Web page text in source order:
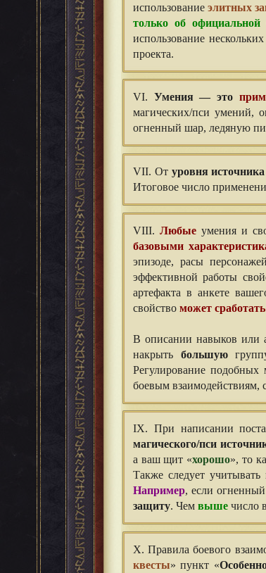
использованиеэлитных
только об официальной
использование
проекта.
VI. Умения — это
магических/пси умений,
огненный шар, ледяную
VII. От уровня источника
Итоговое число
VIII.Любые умения и
базовыми
эпизоде, расы
эффективной работы
артефакта в анкете
свойство может
В описании навыков или
накрыть большую
Регулирование
боевым взаимодействиям,
IX. При написании
магического/пси
а ваш щит «хорошо», то
Также следует
Например, если
защиту. Чем выше число
X. Правила боевого
квесты» пункт «